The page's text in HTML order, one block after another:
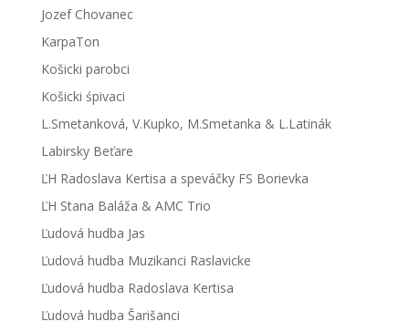
Jozef Chovanec
KarpaTon
Košicki parobci
Košicki śpivaci
L.Smetanková, V.Kupko, M.Smetanka & L.Latinák
Labirsky Beťare
ĽH Radoslava Kertisa a speváčky FS Borievka
ĽH Stana Baláža & AMC Trio
Ľudová hudba Jas
Ľudová hudba Muzikanci Raslavicke
Ľudová hudba Radoslava Kertisa
Ľudová hudba Šarišanci